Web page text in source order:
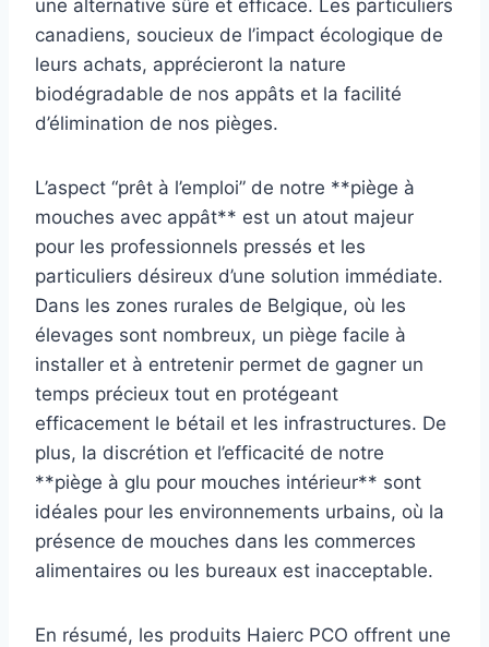
une alternative sûre et efficace. Les particuliers
canadiens, soucieux de l’impact écologique de
leurs achats, apprécieront la nature
biodégradable de nos appâts et la facilité
d’élimination de nos pièges.
L’aspect “prêt à l’emploi” de notre **piège à
mouches avec appât** est un atout majeur
pour les professionnels pressés et les
particuliers désireux d’une solution immédiate.
Dans les zones rurales de Belgique, où les
élevages sont nombreux, un piège facile à
installer et à entretenir permet de gagner un
temps précieux tout en protégeant
efficacement le bétail et les infrastructures. De
plus, la discrétion et l’efficacité de notre
**piège à glu pour mouches intérieur** sont
idéales pour les environnements urbains, où la
présence de mouches dans les commerces
alimentaires ou les bureaux est inacceptable.
En résumé, les produits Haierc PCO offrent une